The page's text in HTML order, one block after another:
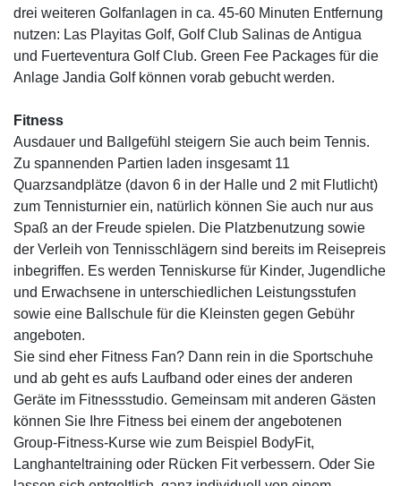
drei weiteren Golfanlagen in ca. 45-60 Minuten Entfernung
nutzen: Las Playitas Golf, Golf Club Salinas de Antigua
und Fuerteventura Golf Club. Green Fee Packages für die
Anlage Jandia Golf können vorab gebucht werden.
Fitness
Ausdauer und Ballgefühl steigern Sie auch beim Tennis.
Zu spannenden Partien laden insgesamt 11
Quarzsandplätze (davon 6 in der Halle und 2 mit Flutlicht)
zum Tennisturnier ein, natürlich können Sie auch nur aus
Spaß an der Freude spielen. Die Platzbenutzung sowie
der Verleih von Tennisschlägern sind bereits im Reisepreis
inbegriffen. Es werden Tenniskurse für Kinder, Jugendliche
und Erwachsene in unterschiedlichen Leistungsstufen
sowie eine Ballschule für die Kleinsten gegen Gebühr
angeboten.
Sie sind eher Fitness Fan? Dann rein in die Sportschuhe
und ab geht es aufs Laufband oder eines der anderen
Geräte im Fitnessstudio. Gemeinsam mit anderen Gästen
können Sie Ihre Fitness bei einem der angebotenen
Group-Fitness-Kurse wie zum Beispiel BodyFit,
Langhanteltraining oder Rücken Fit verbessern. Oder Sie